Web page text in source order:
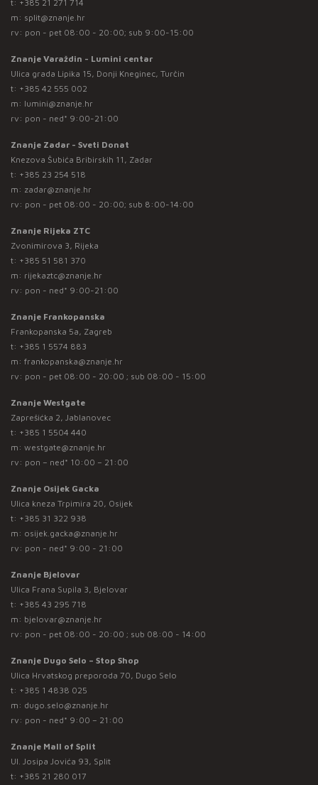
t: +385 21 271 714
m: split@znanje.hr
rv: pon - pet 08:00 - 20:00; sub 9:00-15:00
Znanje Varaždin - Lumini centar
Ulica grada Lipika 15, Donji Kneginec, Turčin
t: +385 42 555 002
m: lumini@znanje.hr
rv: pon - ned* 9:00-21:00
Znanje Zadar - Sveti Donat
Knezova Šubića Bribirskih 11, Zadar
t: +385 23 254 518
m: zadar@znanje.hr
rv: pon - pet 08:00 - 20:00; sub 8:00-14:00
Znanje Rijeka ZTC
Zvonimirova 3, Rijeka
t: +385 51 581 370
m: rijekaztc@znanje.hr
rv: pon - ned* 9:00-21:00
Znanje Frankopanska
Frankopanska 5a, Zagreb
t: +385 1 5574 883
m: frankopanska@znanje.hr
rv: pon - pet 08:00 - 20:00 ; sub 08:00 - 15:00
Znanje Westgate
Zaprešićka 2, Jablanovec
t: +385 1 5504 440
m: westgate@znanje.hr
rv: pon – ned* 10:00 – 21:00
Znanje Osijek Gacka
Ulica kneza Trpimira 20, Osijek
t: +385 31 322 938
m: osijek.gacka@znanje.hr
rv: pon - ned* 9:00 - 21:00
Znanje Bjelovar
Ulica Frana Supila 3, Bjelovar
t: +385 43 295 718
m: bjelovar@znanje.hr
rv: pon - pet 08:00 - 20:00 ; sub 08:00 - 14:00
Znanje Dugo Selo – Stop Shop
Ulica Hrvatskog preporoda 70, Dugo Selo
t: +385 1 4838 025
m: dugo.selo@znanje.hr
rv: pon - ned* 9:00 – 21:00
Znanje Mall of Split
Ul. Josipa Jovića 93, Split
t: +385 21 280 017